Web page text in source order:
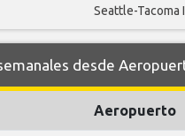
Seattle-Tacoma
desde
Aeropuerto